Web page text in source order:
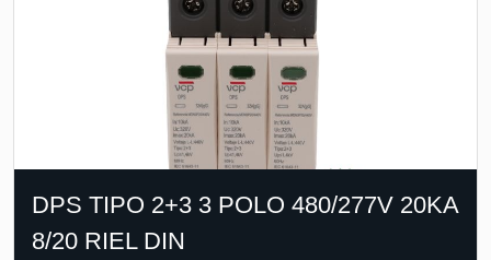
DPS TIPO 2+3 3 POLO 480/277V 20KA
8/20 RIEL DIN